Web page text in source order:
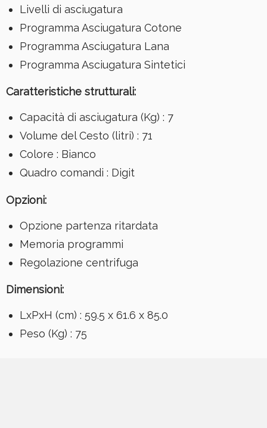
Livelli di asciugatura
Programma Asciugatura Cotone
Programma Asciugatura Lana
Programma Asciugatura Sintetici
Caratteristiche strutturali:
Capacità di asciugatura (Kg) : 7
Volume del Cesto (litri) : 71
Colore : Bianco
Quadro comandi : Digit
Opzioni:
Opzione partenza ritardata
Memoria programmi
Regolazione centrifuga
Dimensioni:
LxPxH (cm) : 59.5 x 61.6 x 85.0
Peso (Kg) : 75